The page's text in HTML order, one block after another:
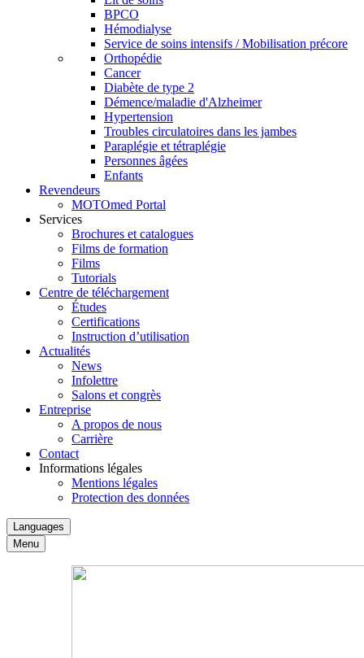
BPCO
Hémodialyse
Service de soins intensifs / Mobilisation précore
Orthopédie
Cancer
Diabète de type 2
Démence/maladie d'Alzheimer
Hypertension
Troubles circulatoires dans les jambes
Paraplégie et tétraplégie
Personnes âgées
Enfants
Revendeurs
MOTOmed Portal
Services
Brochures et catalogues
Films de formation
Films
Tutorials
Centre de téléchargement
Études
Certifications
Instruction d’utilisation
Actualités
News
Infolettre
Salons et congrès
Entreprise
A propos de nous
Carrière
Contact
Informations légales
Mentions légales
Protection des données
Languages
Menu